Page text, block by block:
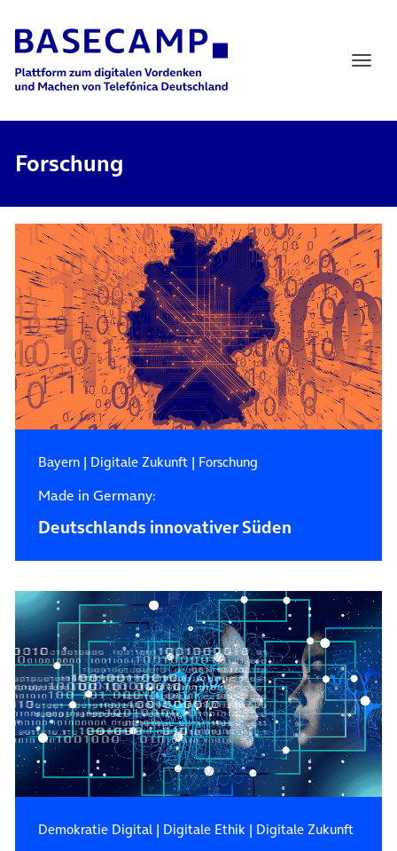
Main Navigation
Forschung
Bayern| Digitale Zukunft| Forschung
Made in Germany:
Deutschlands innovativer Süden
Demokratie Digital| Digitale Ethik| Digitale Zukunft